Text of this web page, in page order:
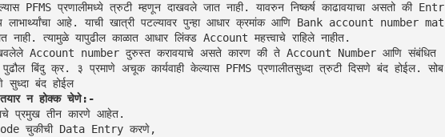
PFMS प्रणालीमध्ये त्रुटी म्हणून दाखवले जात नाही. यावरुन निष्कर्ष काढावयाचा असतो की Entr
आहे. याची खात्री पटल्यावर पुन्हा आधार क्रमांक आणि Bank account number mat
नाही. त्यामुळे यापुढील काळात आधार लिंक्ड Account महत्त्वाचे राहिले नाहीत.
Account number दुरुस्त करावयाचे असते कारण की ते Account Number आणि संबंधित
बिंदु क्र. ३ प्रमाणे अचूक कार्यवाही केल्यास PFMS प्रणालीतसुध्दा त्रुटी दिसणे बंद होईल. सोब
बंद होईल
न होक्क चेणे:-
प्रमुख तीन कारणे आहेत.
चुकीची Data Entry करणे,